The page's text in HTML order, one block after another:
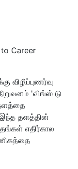
Career
விழிப்புணர்வு
'விங்ஸ் டு
இந்த தளத்தின்
எதிர்கால